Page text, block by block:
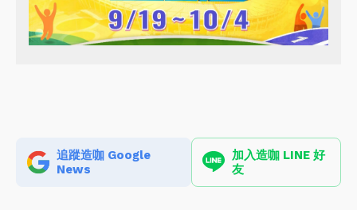
追蹤造咖 Google
News
加入造咖 LINE 好
友